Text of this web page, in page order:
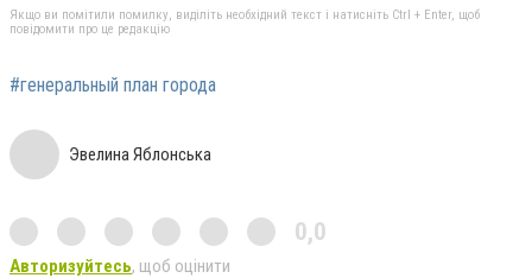
Якщо ви помітили помилку, виділіть необхідний текст і натисніть Ctrl + Enter, щоб
повідомити про це редакцію
#генеральный план города
Эвелина Яблонська
0,0
Авторизуйтесь, щоб оцінити